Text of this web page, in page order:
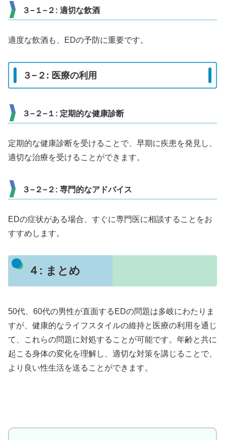
３−１−２: 適切な飲酒
適度な飲酒も、EDの予防に重要です。
３−２: 医療の利用
３−２−１: 定期的な健康診断
定期的な健康診断を受けることで、早期に疾患を発見し、
適切な治療を受けることができます。
３−２−２: 専門的なアドバイス
EDの症状がある場合、すぐに専門医に相談することをお
すすめします。
４: まとめ
50代、60代の男性が直面するEDの問題は多岐にわたりま
すが、健康的なライフスタイルの維持と医療の利用を通じ
て、これらの問題に対処することが可能です。年齢と共に
起こる身体の変化を理解し、適切な対策を講じることで、
より良い性生活を送ることができます。